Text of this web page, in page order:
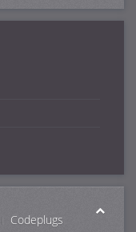
Codeplugs